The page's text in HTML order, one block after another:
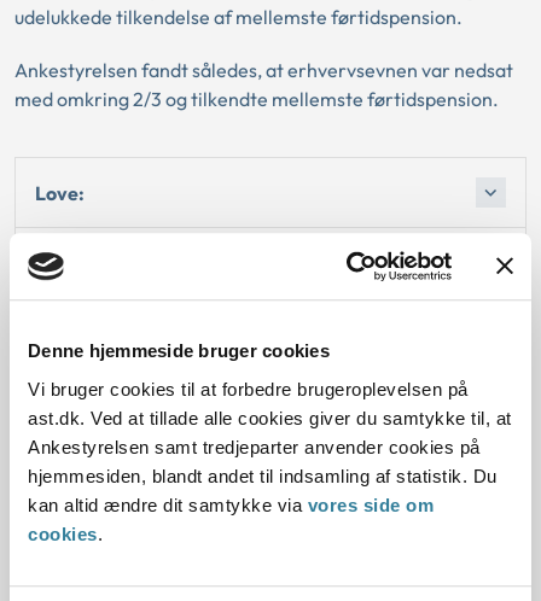
Denne hjemmeside bruger cookies
Vi bruger cookies til at forbedre brugeroplevelsen på
ast.dk. Ved at tillade alle cookies giver du samtykke til, at
Ankestyrelsen samt tredjeparter anvender cookies på
hjemmesiden, blandt andet til indsamling af statistik. Du
kan altid ændre dit samtykke via vores side om
cookies.
udelukkede tilkendelse af mellemste førtidspension.
Ankestyrelsen fandt således, at erhvervsevnen var nedsat
med omkring 2/3 og tilkendte mellemste førtidspension.
Love:
Sagsfremstilling:
Dato for underskrift
15.05.2000